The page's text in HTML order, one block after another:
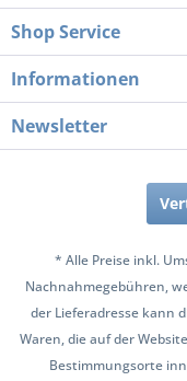
Shop Service
Informationen
Newsletter
* Alle Preise inkl.
Nachnahmegebühren,
der Lieferadresse kann
Waren, die auf der
Bestimmungsorte